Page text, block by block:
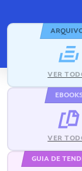
VER
VER
GUIA DE